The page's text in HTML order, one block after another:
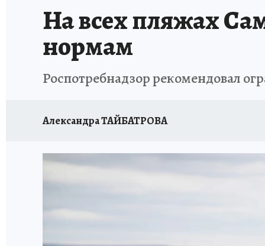
НОВЫЙ ГОД В САМАРЕ КП В МАХ
КУЙБЫШЕВ - ФРОНТУ
ЗАПОВЕДНАЯ РОССИЯ СЧАСТЬЕ В СЕМЬЕ
На всех пляжах
нормам
Роспотребнадзор рекомендовал
Александра ТАЙБАТРОВА